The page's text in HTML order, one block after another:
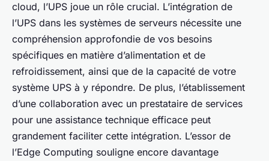
cloud, l’UPS joue un rôle crucial. L’intégration de
l’UPS dans les systèmes de serveurs nécessite une
compréhension approfondie de vos besoins
spécifiques en matière d’alimentation et de
refroidissement, ainsi que de la capacité de votre
système UPS à y répondre. De plus, l’établissement
d’une collaboration avec un prestataire de services
pour une assistance technique efficace peut
grandement faciliter cette intégration. L’essor de
l’Edge Computing souligne encore davantage